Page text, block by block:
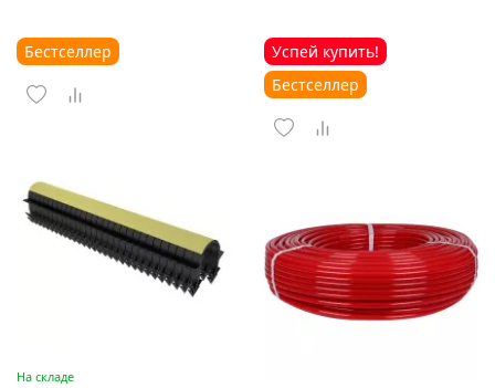
Бестселлер
На складе
Успей купить!
Бестселлер